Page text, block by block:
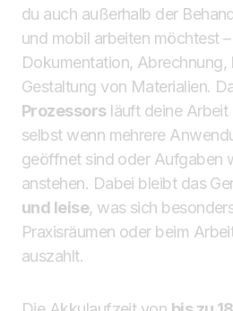
du auch außerhalb der
und mobil arbeiten möchtest
Dokumentation, Abrechnung,
Gestaltung von Materialien.
Prozessorsläuft deine Arbeit
selbst wenn mehrere
geöffnet sind oder Aufgaben
anstehen. Dabei bleibt das
und leise, was sich
Praxisräumen oder beim
auszahlt.